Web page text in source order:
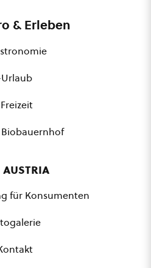
& Erleben
austria
für Konsumenten